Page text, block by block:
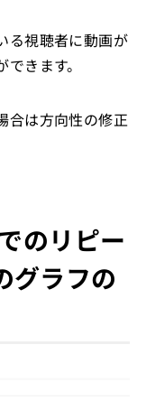
る視聴者に動画が
きます。
合は方向性の修正
のリピー
グラフの